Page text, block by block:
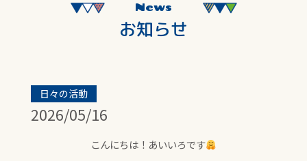
News
お知らせ
日々の活動
2026/05/16
こんにちは！あいいろです